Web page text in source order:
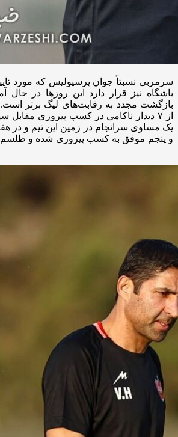
سرمربی نسبتاً جوان پرسپولیس که مورد
باشگاه نیز قرار دارد این روزها در حال
بازگشت مجدد به رقابت‌های لیگ برتر
یک مساوی سرانجام در زمین این تیم و در
و پنجم موفق به کسب پیروزی شده و